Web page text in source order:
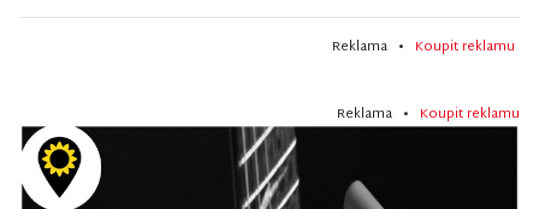
Reklama • Koupit reklamu
Reklama • Koupit reklamu